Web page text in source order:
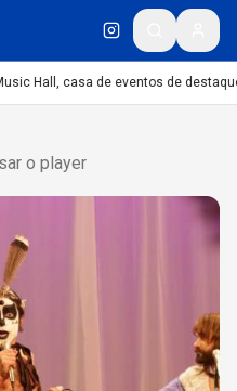
Hall, casa de eventos de destaque
o player